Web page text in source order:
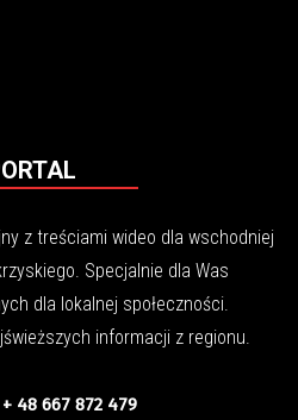
z treściami wideo dla wschodniej
Specjalnie dla Was
dla lokalnej społeczności.
informacji z regionu.
+ 48 667 872 479